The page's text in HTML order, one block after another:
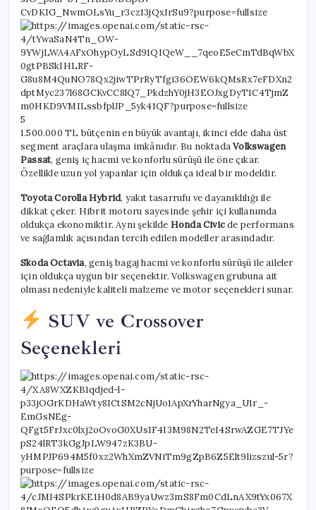
5
1.500.000 TL bütçenin en büyük avantajı, ikinci elde daha üst
segment araçlara ulaşma imkânıdır. Bu noktadaVolkswagen
Passat, geniş iç hacmi ve konforlu sürüşü ile öne çıkar.
Özellikle uzun yol yapanlar için oldukça ideal bir modeldir.
Toyota Corolla Hybrid, yakıt tasarrufu ve dayanıklılığı ile
dikkat çeker. Hibrit motoru sayesinde şehir içi kullanımda
oldukça ekonomiktir. Aynı şekilde Honda Civicde performans
ve sağlamlık açısından tercih edilen modeller arasındadır.
Skoda Octavia, geniş bagaj hacmi ve konforlu sürüşü ile aileler
için oldukça uygun bir seçenektir. Volkswagen grubuna ait
olması nedeniyle kaliteli malzeme ve motor seçenekleri sunar.
SUV ve Crossover
Seçenekleri